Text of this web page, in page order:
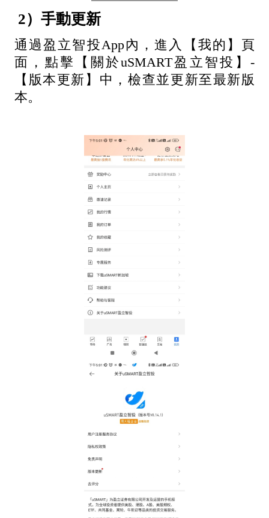
2）手動更新
通過盈立智投App內，進入【我的】頁
面，點擊【關於uSMART盈立智投】-
【版本更新】中，檢查並更新至最新版
本。